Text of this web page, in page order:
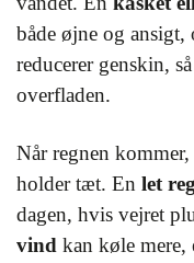
både øjne og ansigt,
reducerer genskin,
overfladen.
Når regnen
holder tæt. En let
dagen, hvis vejret
vind kan køle mere,